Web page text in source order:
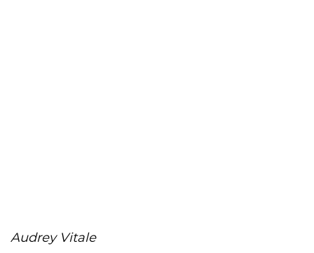
Audrey Vitale